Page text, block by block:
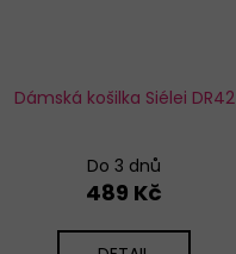
Dámská košilka Siélei DR42
Do 3 dnů
489 Kč